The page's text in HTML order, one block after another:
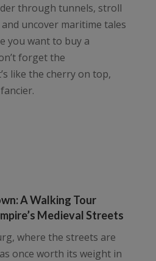
through tunnels, stroll
uncover maritime tales
you want to buy a
forget the
like the cherry on top,
A Walking Tour
Medieval Streets
where the streets are
once worth its weight in